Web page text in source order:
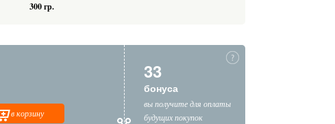
300 гр.
в корзину
33
бонуса
вы получите для оплаты
будущих покупок